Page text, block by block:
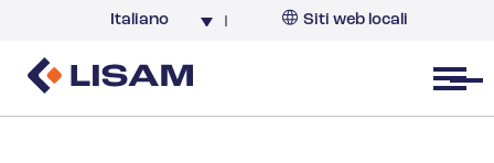
Italiano Siti web locali
Open menu